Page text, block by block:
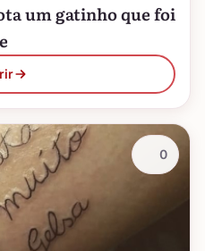
um gatinho que foi
0